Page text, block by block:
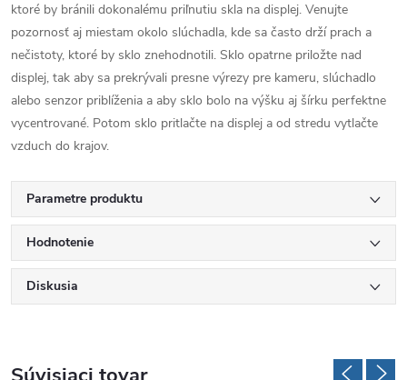
ktoré by bránili dokonalému priľnutiu skla na displej. Venujte
pozornosť aj miestam okolo slúchadla, kde sa často drží prach a
nečistoty, ktoré by sklo znehodnotili. Sklo opatrne priložte nad
displej, tak aby sa prekrývali presne výrezy pre kameru, slúchadlo
alebo senzor priblíženia a aby sklo bolo na výšku aj šírku perfektne
vycentrované. Potom sklo pritlačte na displej a od stredu vytlačte
vzduch do krajov.
Parametre produktu
Hodnotenie
Diskusia